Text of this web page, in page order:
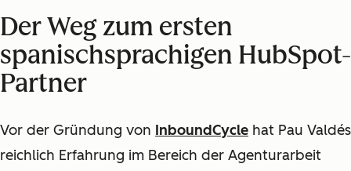
Der Weg zum ersten
spanischsprachigen HubSpot-
Partner
Vor der Gründung von InboundCycle hat Pau Valdés
reichlich Erfahrung im Bereich der Agenturarbeit